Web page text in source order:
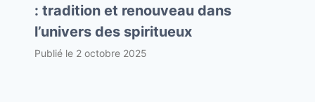
: tradition et renouveau dans
l’univers des spiritueux
Publié le 2 octobre 2025